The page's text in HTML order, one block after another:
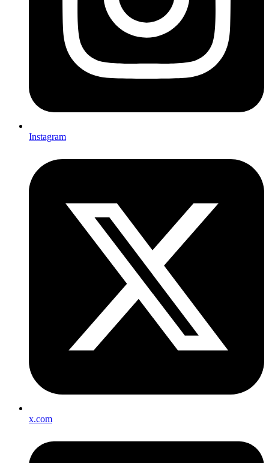
Instagram
x.com